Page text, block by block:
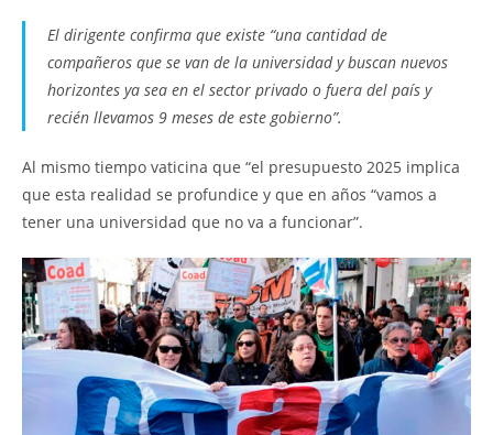
El dirigente confirma que existe “una cantidad de
compañeros que se van de la universidad y buscan nuevos
horizontes ya sea en el sector privado o fuera del país y
recién llevamos 9 meses de este gobierno”.
Al mismo tiempo vaticina que “el presupuesto 2025 implica
que esta realidad se profundice y que en años “vamos a
tener una universidad que no va a funcionar”.